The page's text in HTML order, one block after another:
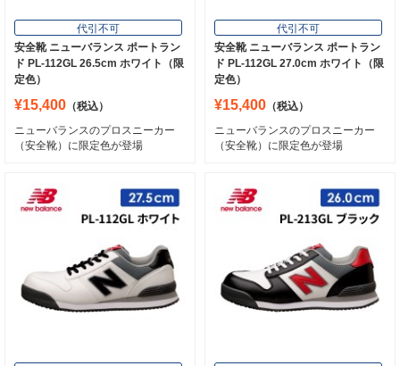
代引不可
安全靴 ニューバランス ポートラン
ド PL-112GL 26.5cm ホワイト（限
定色）
¥15,400 （税込）
ニューバランスのプロスニーカー
（安全靴）に限定色が登場
代引不可
安全靴 ニューバランス ポートラン
ド PL-112GL 27.0cm ホワイト（限
定色）
¥15,400 （税込）
ニューバランスのプロスニーカー
（安全靴）に限定色が登場